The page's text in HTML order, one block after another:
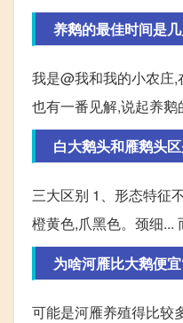
养鹅的最佳时间是
我是@我和我的小农庄
也有一番见解,说起养鹅
白大鹅头和雁鹅头
三大区别 1、形态特征
橙黄色,爪黑色。颈细...
为啥河雁比大鹅便
可能是河雁养殖得比较